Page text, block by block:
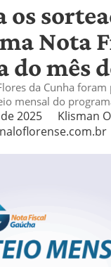
os
Nota
do mês
da Cunha
mensal do
2025
Klisman